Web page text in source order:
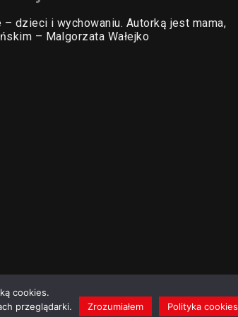
dzieci i wychowaniu. Autorką jest mama,
– Malgorzata Wałejko
cookies.
przeglądarki.
Zrozumiałem Polityka cookies